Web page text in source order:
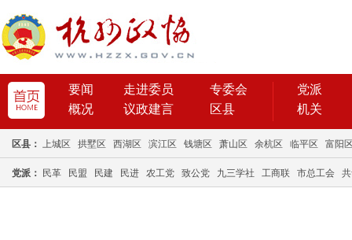
要闻 走进委员
专委会
概况
议政建言 区县
党派
机关
区县： 上城区 拱墅区 西湖区 滨江区 钱塘区 萧山区 余杭区 临平区 富阳
党派： 民革 民盟 民建 民进 农工党 致公党 九三学社 工商联 市总工会